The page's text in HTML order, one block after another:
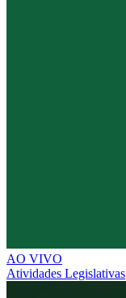
AO VIVO
Atividades Legislativas